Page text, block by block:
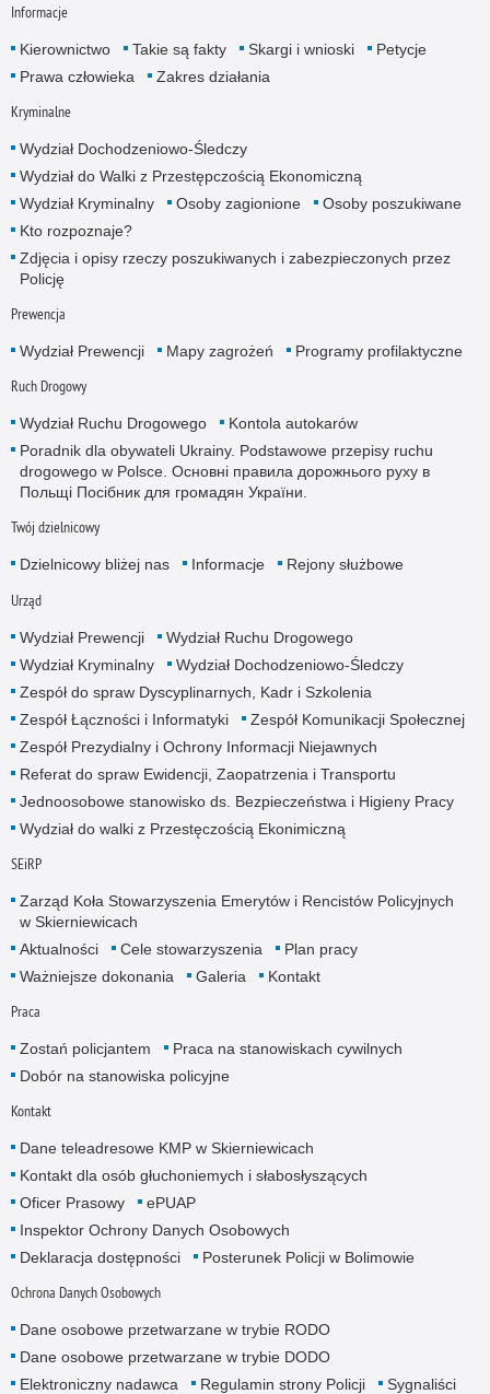
Informacje
Kierownictwo Takie są fakty Skargi i wnioski
Petycje
Prawa człowieka
Zakres działania
Kryminalne
Wydział Dochodzeniowo-Śledczy
Wydział do Walki z Przestępczością Ekonomiczną
Wydział Kryminalny
Osoby zagionione
Osoby poszukiwane
Kto rozpoznaje?
Zdjęcia i opisy rzeczy poszukiwanych i zabezpieczonych przez
Policję
Prewencja
Wydział Prewencji Mapy zagrożeń Programy profilaktyczne
Ruch Drogowy
Wydział Ruchu Drogowego
Kontola autokarów
Poradnik dla obywateli Ukrainy. Podstawowe przepisy ruchu
drogowego w Polsce. Основні правила дорожнього руху в
Польщі Посібник для громадян України.
Twój dzielnicowy
Dzielnicowy bliżej nas Informacje Rejony służbowe
Urząd
Wydział Prewencji
Wydział Ruchu Drogowego
Wydział Kryminalny
Wydział Dochodzeniowo-Śledczy
Zespół do spraw Dyscyplinarnych, Kadr i Szkolenia
Zespół Łączności i Informatyki
Zespół Komunikacji Społecznej
Zespół Prezydialny i Ochrony Informacji Niejawnych
Referat do spraw Ewidencji, Zaopatrzenia i Transportu
Jednoosobowe stanowisko ds. Bezpieczeństwa i Higieny Pracy
Wydział do walki z Przestęczością Ekonimiczną
SEiRP
Zarząd Koła Stowarzyszenia Emerytów i Rencistów Policyjnych
w Skierniewicach
Aktualności
Cele stowarzyszenia
Plan pracy
Ważniejsze dokonania
Galeria Kontakt
Praca
Zostań policjantem
Praca na stanowiskach cywilnych
Dobór na stanowiska policyjne
Kontakt
Dane teleadresowe KMP w Skierniewicach
Kontakt dla osób głuchoniemych i słabosłyszących
Oficer Prasowy
ePUAP
Inspektor Ochrony Danych Osobowych
Deklaracja dostępności
Posterunek Policji w Bolimowie
Ochrona Danych Osobowych
Dane osobowe przetwarzane w trybie RODO
Dane osobowe przetwarzane w trybie DODO
Elektroniczny nadawca
Regulamin strony Policji Sygnaliści